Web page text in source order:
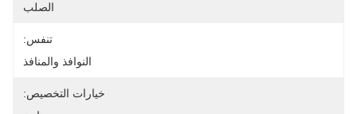
الصلب
تنفس:
النوافذ والمنافذ
خيارات التخصيص: